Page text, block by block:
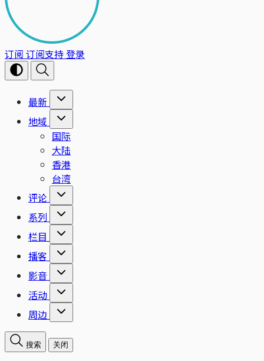
订阅 订阅支持登录
最新
地域
国际
大陆
香港
台湾
评论
系列
栏目
播客
影音
活动
周边
搜索 关闭